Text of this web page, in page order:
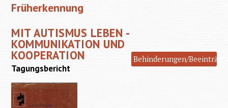
Früherkennung
MIT AUTISMUS LEBEN -
KOMMUNIKATION UND
KOOPERATION Behinderungen/
Tagungsbericht